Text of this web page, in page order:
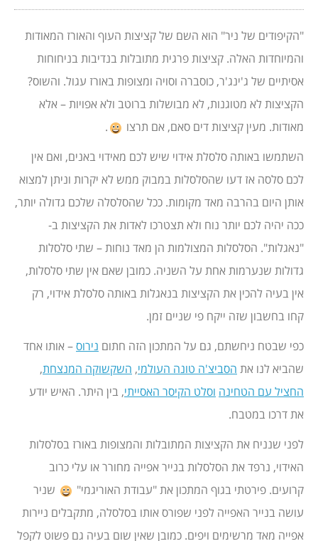
"הקיפודים של ניר" הוא השם של קציצות העוף והאורז המאודות
והמיוחדות האלה. קציצות פרגית מתובלות בנדיבות בניחוחות
אסיתיים של ג'ינג'ר, כוסברה וסויה ומצופות באורז עגול. והשוס?
הקציצות לא מטוגנות, לא מבושלות ברוטב ולא אפויות – אלא
מאודות. מעין קציצות דים סאם, אם תרצו
.
השתמשו באותה סלסלת אידוי שיש לכם מאידוי באנים, ואם אין
לכם סלסה אז דעו שהסלסלות במבוק ממש לא יקרות וניתן למצוא
אותן היום בהרבה מאד מקומות. ככל שהסלסלה שלכם גדולה יותר,
ככה יהיה לכם יותר נוח ולא תצטרכו לאדות את הקציצות ב-
"נאגלות". הסלסלות המצולמות הן מאד נוחות – שתי סלסלות
גדולות שנערמות אחת על השניה. כמובן שאם אין שתי סלסלות,
אין בעיה להכין את הקציצות בנאגלות באותה סלסלת אידוי, רק
קחו בחשבון שזה ייקח פי שניים זמן.
כפי שבטח ניחשתם, גם על המתכון הזה חתום נירוס– אותו אחד
שהביא לנו את הסביצ'ה טונה העולמי, השקשוקה המנצחת,
החציל עם הטחינה וסלט הקיסר האסייתי, בין היתר. האיש יודע
את דרכו במטבח.
לפני שנניח את הקציצות המתובלות והמצופות באורז בסלסלות
האידוי, נרפד את הסלסלות בנייר אפייה מחורר או עלי כרוב
קרועים. פירטתי בגוף המתכון את "עבודת האוריגמי"
שניר
עושה בנייר האפייה לפני שפורס אותו בסלסלה, מתקבלים ניירות
אפייה מאד מרשימים ויפים. כמובן שאין שום בעיה גם פשוט לקפל